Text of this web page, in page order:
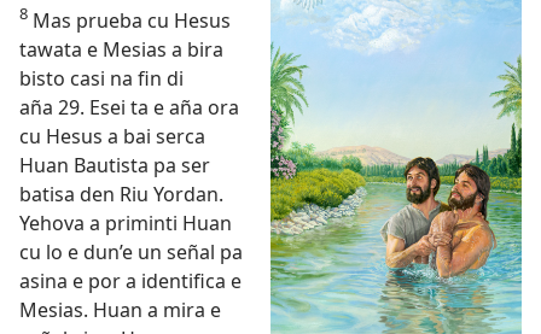
8 Mas prueba cu Hesus
tawata e Mesias a bira
bisto casi na fin di
aña 29. Esei ta e aña ora
cu Hesus a bai serca
Huan Bautista pa ser
batisa den Riu Yordan.
Yehova a priminti Huan
cu lo e dun’e un señal pa
asina e por a identifica e
Mesias. Huan a mira e